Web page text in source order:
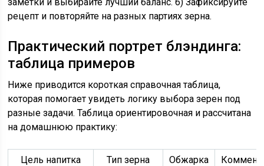
рецепт и повторяйте на разных партиях зерна.
Практический портрет блэндинга:
таблица примеров
Ниже приводится короткая справочная таблица,
которая помогает увидеть логику выбора зерен под
разные задачи. Таблица ориентировочная и рассчитана
на домашнюю практику:
Цель напитка Тип зерна Обжарка